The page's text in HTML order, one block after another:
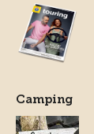
Camping